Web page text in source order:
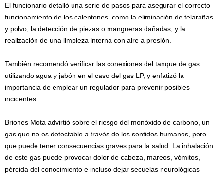
El funcionario detalló una serie de pasos para asegurar el correcto
funcionamiento de los calentones, como la eliminación de telarañas
y polvo, la detección de piezas o mangueras dañadas, y la
realización de una limpieza interna con aire a presión.
También recomendó verificar las conexiones del tanque de gas
utilizando agua y jabón en el caso del gas LP, y enfatizó la
importancia de emplear un regulador para prevenir posibles
incidentes.
Briones Mota advirtió sobre el riesgo del monóxido de carbono, un
gas que no es detectable a través de los sentidos humanos, pero
que puede tener consecuencias graves para la salud. La inhalación
de este gas puede provocar dolor de cabeza, mareos, vómitos,
pérdida del conocimiento e incluso dejar secuelas neurológicas